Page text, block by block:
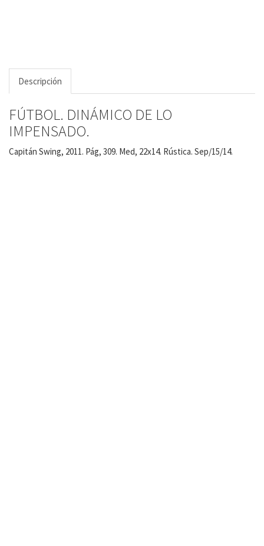
Descripción
FÚTBOL. DINÁMICO DE LO
IMPENSADO.
Capitán Swing, 2011. Pág, 309. Med, 22x14. Rústica. Sep/15/14.